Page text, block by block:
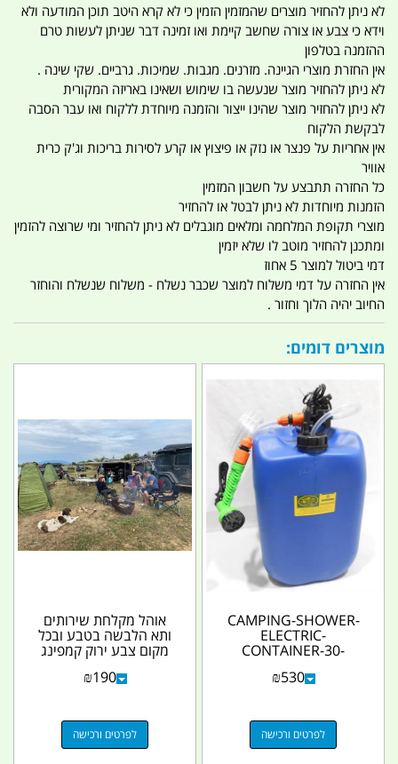
לא ניתן להחזיר מוצרים שהמזמין הזמין כי לא קרא היטב תוכן המודעה ולא
וידא כי צבע או צורה שחשב קיימת ואו זמינה דבר שניתן לעשות טרם
ההזמנה בטלפון
אין החזרת מוצרי הגיינה. מזרנים. מגבות. שמיכות. גרביים. שקי שינה .
לא ניתן להחזיר מוצר שנעשה בו שימוש ושאינו באריזה המקורית
לא ניתן להחזיר מוצר שהינו ייצור והזמנה מיוחדת ללקוח ואו עבר הסבה
לבקשת הלקוח
אין אחריות על פנצר או נזק או פיצוץ או קרע לסירות בריכות וג'ק כרית
אוויר
כל החזרה תתבצע על חשבון המזמין
הזמנות מיוחדות לא ניתן לבטל או להחזיר
מוצרי תקופת המלחמה ומלאים מוגבלים לא ניתן להחזיר ומי שרוצה להזמין
ומתכנן להחזיר מוטב לו שלא יזמין
דמי ביטול למוצר 5 אחוז
אין החזרה על דמי משלוח למוצר שכבר נשלח - משלוח שנשלח והוחזר
החיוב יהיה הלוך וחזור .
מוצרים דומים:
CAMPING-SHOWER-
ELECTRIC-
CONTAINER-30-
₪530
לפרטים ורכישה
אוהל מקלחת שירותים
ותא הלבשה בטבע ובכל
מקום צבע ירוק קמפינג
₪190
לפרטים ורכישה